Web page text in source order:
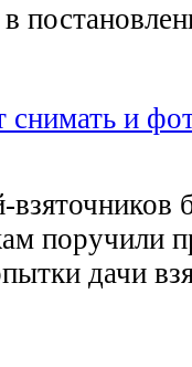
и
поручили
дачи